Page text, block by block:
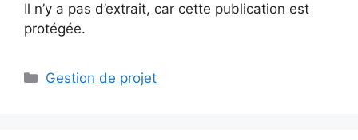
Il n’y a pas d’extrait, car cette publication est
protégée.
Catégories
Gestion de projet